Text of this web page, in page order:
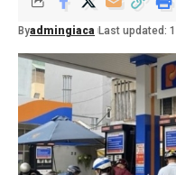
Byadmingiaca Last updated: